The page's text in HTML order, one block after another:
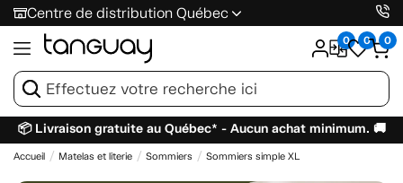
Centre de distribution Québec
0 0 0
📦 Livraison gratuite au Québec* - Aucun achat minimum. 🚚
Accueil Matelas et literie Sommiers Sommiers simple XL